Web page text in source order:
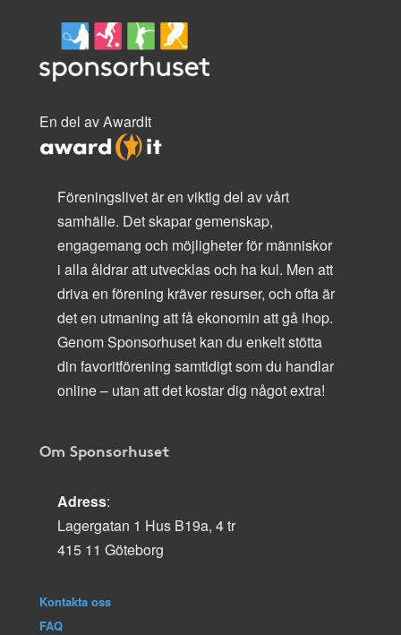
En del av AwardIt
Föreningslivet är en viktig del av vårt
samhälle. Det skapar gemenskap,
engagemang och möjligheter för människor
i alla åldrar att utvecklas och ha kul. Men att
driva en förening kräver resurser, och ofta är
det en utmaning att få ekonomin att gå ihop.
Genom Sponsorhuset kan du enkelt stötta
din favoritförening samtidigt som du handlar
online – utan att det kostar dig något extra!
Om Sponsorhuset
Adress:
Lagergatan 1 Hus B19a, 4 tr
415 11 Göteborg
Kontakta oss
FAQ